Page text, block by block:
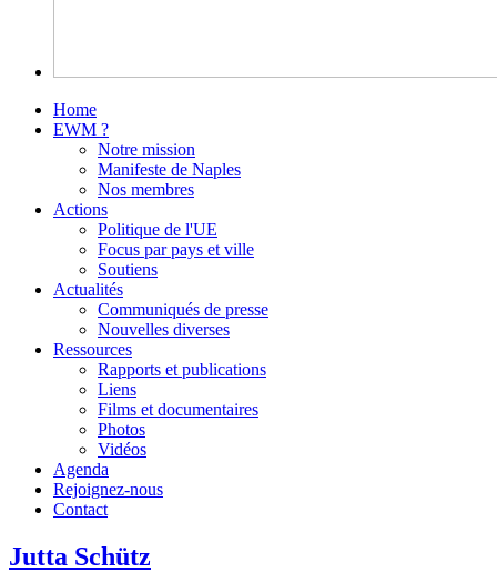
Home
EWM ?
Notre mission
Manifeste de Naples
Nos membres
Actions
Politique de l'UE
Focus par pays et ville
Soutiens
Actualités
Communiqués de presse
Nouvelles diverses
Ressources
Rapports et publications
Liens
Films et documentaires
Photos
Vidéos
Agenda
Rejoignez-nous
Contact
Jutta Schütz